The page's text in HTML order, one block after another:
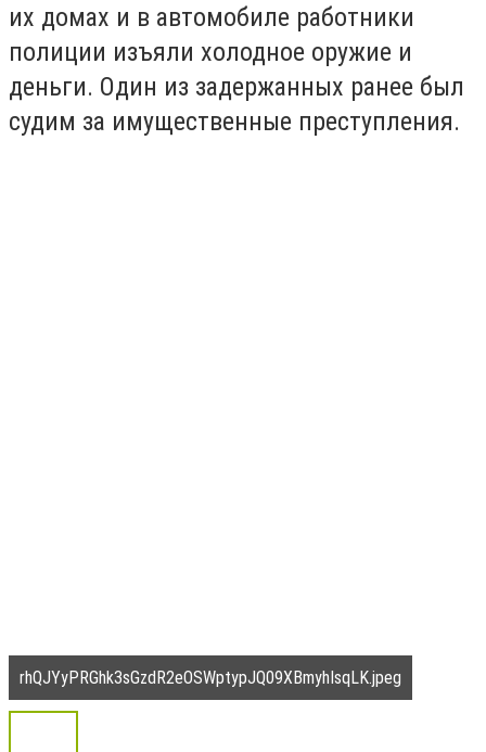
их домах и в автомобиле работники
полиции изъяли холодное оружие и
деньги. Один из задержанных ранее был
судим за имущественные преступления.
rhQJYyPRGhk3sGzdR2eOSWptypJQ09XBmyhIsqLK.jpeg